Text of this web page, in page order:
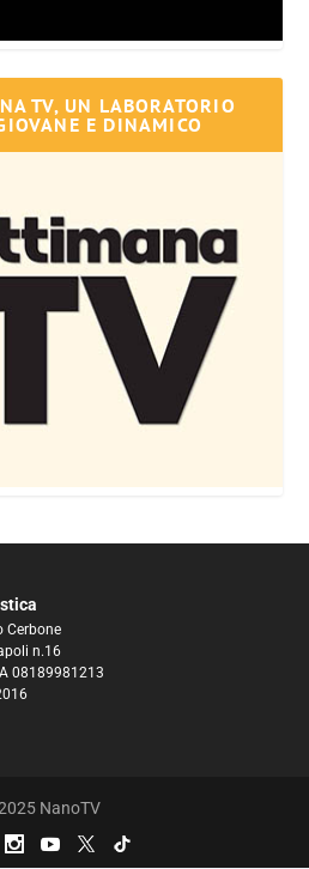
TV, UN LABORATORIO
E DINAMICO
Cerbone
n.16
08189981213
NanoTV